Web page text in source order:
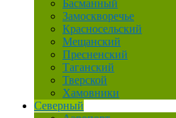
Басманный
Замоскворечье
Красносельский
Мещанский
Пресненский
Таганский
Тверской
Хамовники
Северный